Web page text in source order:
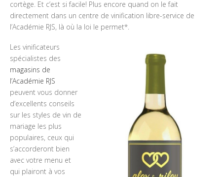
cortège. Et c’est si facile! Plus encore quand on le fait
directement dans un centre de vinification libre-service de
l’Académie RJS, là où la loi le permet*.
Les vinificateurs
spécialistes des
magasins de
l’Académie RJS
peuvent vous donner
d’excellents conseils
sur les styles de vin de
mariage les plus
populaires, ceux qui
s’accorderont bien
avec votre menu et
qui plairont à vos